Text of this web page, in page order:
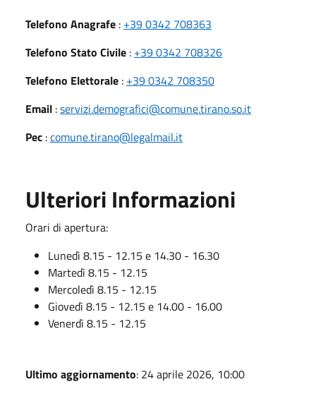
Telefono Anagrafe : +39 0342 708363
Telefono Stato Civile : +39 0342 708326
Telefono Elettorale : +39 0342 708350
Email :servizi.demografici@comune.tirano.so.it
Pec :comune.tirano@legalmail.it
Ulteriori Informazioni
Orari di apertura:
Lunedì 8.15 - 12.15 e 14.30 - 16.30
Martedì 8.15 - 12.15
Mercoledì 8.15 - 12.15
Giovedì 8.15 - 12.15 e 14.00 - 16.00
Venerdì 8.15 - 12.15
Ultimo aggiornamento: 24 aprile 2026, 10:00